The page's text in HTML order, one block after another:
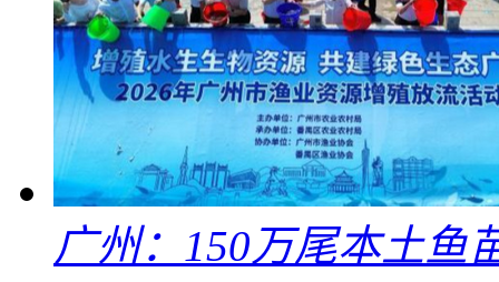
广州：150万尾本土鱼